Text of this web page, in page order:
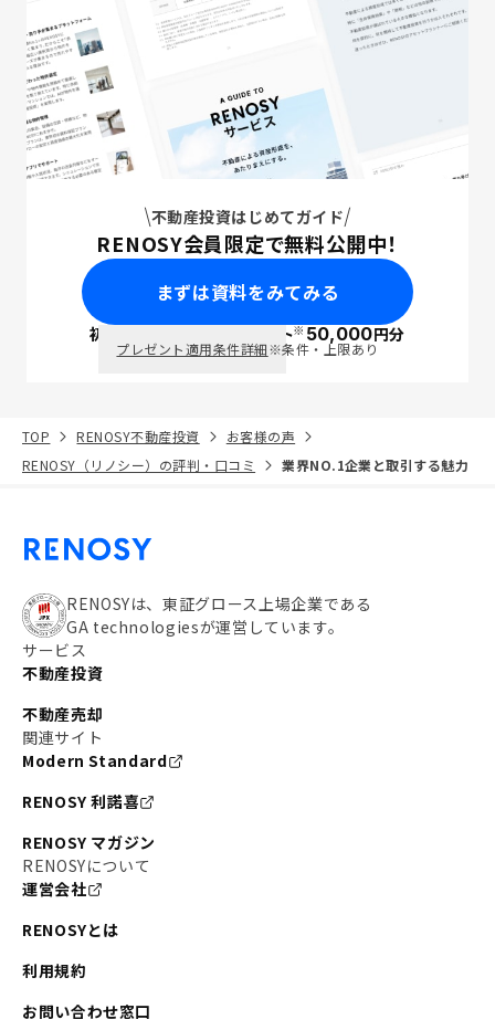
不動産投資はじめてガイド
RENOSY会員限定で無料公開中！
まずは資料をみてみる
初回面談で ポイント※50,000円分
プレゼント適用条件詳細※条件・上限あり
TOP RENOSY不動産投資
お客様の声
RENOSY（リノシー）の評判・口コミ
業界NO.1企業と取引する魅力
RENOSYは、東証グロース上場企業である
GA technologiesが運営しています。
サービス
不動産投資
不動産売却
関連サイト
Modern Standard
RENOSY 利諾喜
RENOSY マガジン
RENOSYについて
運営会社
RENOSYとは
利用規約
お問い合わせ窓口